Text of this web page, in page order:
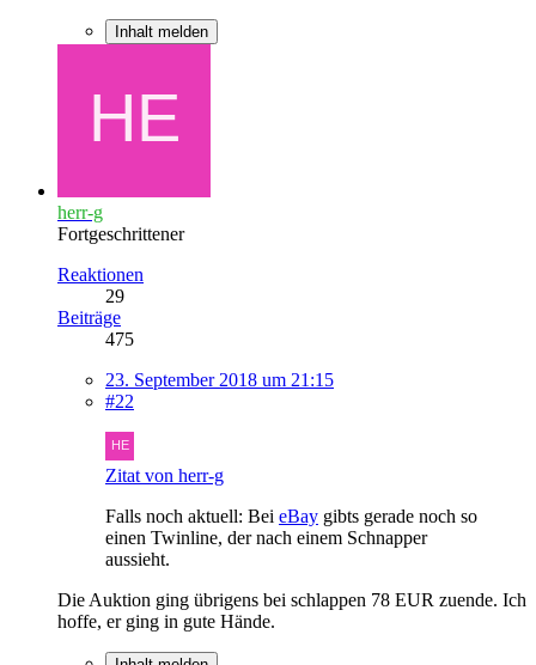
Inhalt melden
herr-g
Fortgeschrittener
Reaktionen
29
Beiträge
475
23. September 2018 um 21:15
#22
Zitat von herr-g
Falls noch aktuell: Bei eBay gibts gerade noch so
einen Twinline, der nach einem Schnapper
aussieht.
Die Auktion ging übrigens bei schlappen 78 EUR zuende. Ich
hoffe, er ging in gute Hände.